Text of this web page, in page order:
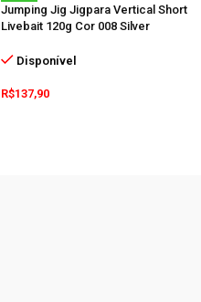
Jumping Jig Jigpara Vertical Short
Livebait 120g Cor 008 Silver
Disponível
R$137,90